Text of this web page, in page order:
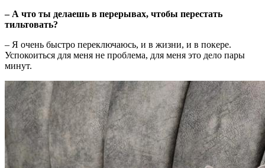
– А что ты делаешь в перерывах, чтобы перестать
тильтовать?
– Я очень быстро переключаюсь, и в жизни, и в покере.
Успокоиться для меня не проблема, для меня это дело пары
минут.